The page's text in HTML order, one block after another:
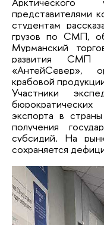
представителями
студентам
грузов по СМП, об
Мурманский
развития СМП
«АнтейСевер»,
крабовой
Участники
экспорта в
получения
субсидий. На
сохраняется